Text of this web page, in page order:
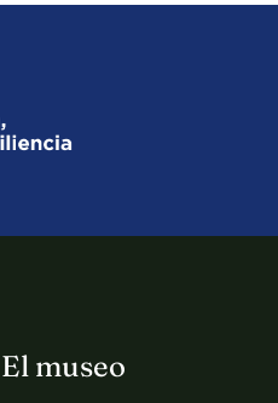
El museo